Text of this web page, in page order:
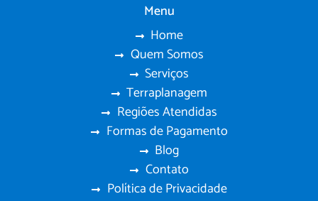
Menu
Home
Quem Somos
Serviços
Terraplanagem
Regiões Atendidas
Formas de Pagamento
Blog
Contato
Política de Privacidade